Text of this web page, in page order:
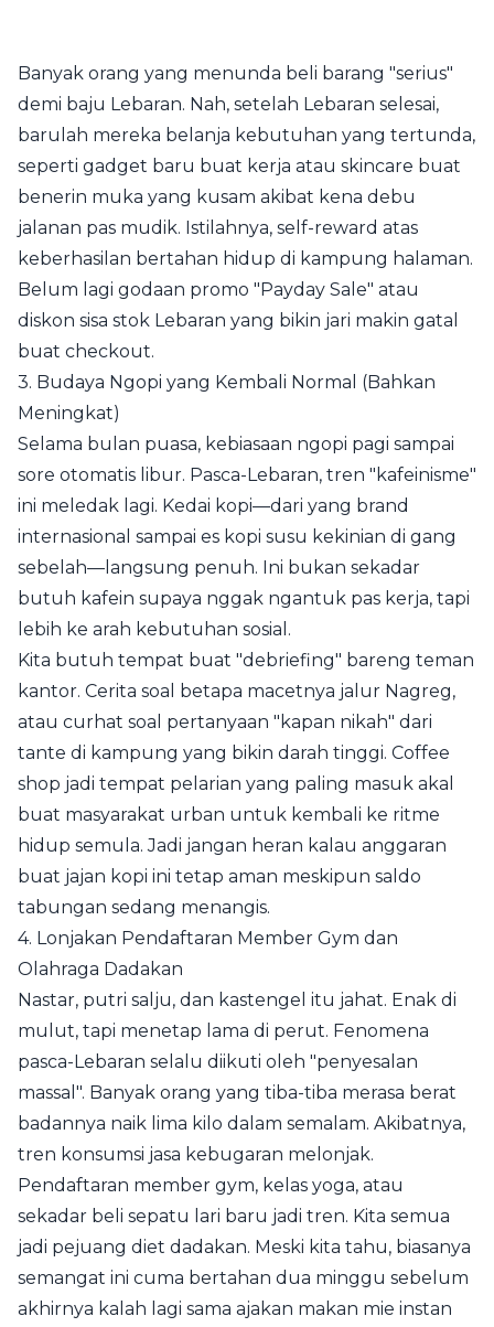
Banyak orang yang menunda beli barang "serius"
demi baju Lebaran. Nah, setelah Lebaran selesai,
barulah mereka belanja kebutuhan yang tertunda,
seperti gadget baru buat kerja atau skincare buat
benerin muka yang kusam akibat kena debu
jalanan pas mudik. Istilahnya, self-reward atas
keberhasilan bertahan hidup di kampung halaman.
Belum lagi godaan promo "Payday Sale" atau
diskon sisa stok Lebaran yang bikin jari makin gatal
buat checkout.
3. Budaya Ngopi yang Kembali Normal (Bahkan
Meningkat)
Selama bulan puasa, kebiasaan ngopi pagi sampai
sore otomatis libur. Pasca-Lebaran, tren "kafeinisme"
ini meledak lagi. Kedai kopi—dari yang brand
internasional sampai es kopi susu kekinian di gang
sebelah—langsung penuh. Ini bukan sekadar
butuh kafein supaya nggak ngantuk pas kerja, tapi
lebih ke arah kebutuhan sosial.
Kita butuh tempat buat "debriefing" bareng teman
kantor. Cerita soal betapa macetnya jalur Nagreg,
atau curhat soal pertanyaan "kapan nikah" dari
tante di kampung yang bikin darah tinggi. Coffee
shop jadi tempat pelarian yang paling masuk akal
buat masyarakat urban untuk kembali ke ritme
hidup semula. Jadi jangan heran kalau anggaran
buat jajan kopi ini tetap aman meskipun saldo
tabungan sedang menangis.
4. Lonjakan Pendaftaran Member Gym dan
Olahraga Dadakan
Nastar, putri salju, dan kastengel itu jahat. Enak di
mulut, tapi menetap lama di perut. Fenomena
pasca-Lebaran selalu diikuti oleh "penyesalan
massal". Banyak orang yang tiba-tiba merasa berat
badannya naik lima kilo dalam semalam. Akibatnya,
tren konsumsi jasa kebugaran melonjak.
Pendaftaran member gym, kelas yoga, atau
sekadar beli sepatu lari baru jadi tren. Kita semua
jadi pejuang diet dadakan. Meski kita tahu, biasanya
semangat ini cuma bertahan dua minggu sebelum
akhirnya kalah lagi sama ajakan makan mie instan